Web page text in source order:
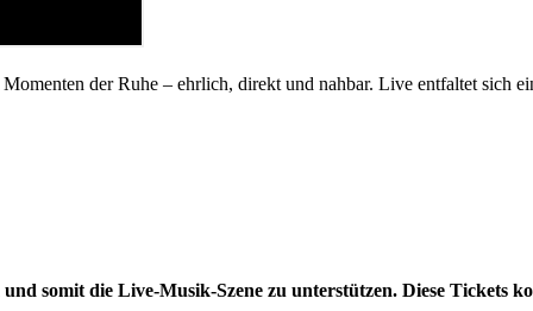
der Ruhe – ehrlich, direkt und nahbar. Live entfaltet sich
somit die Live-Musik-Szene zu unterstützen. Diese Tickets